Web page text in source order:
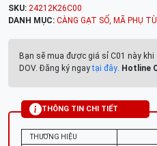
SKU: 24212K26C00
DANH MỤC: CÀNG GẠT SỐ, MÃ PHỤ
Bạn sẽ mua được giá sỉ C01 này
DOV. Đăng ký ngaytại đây. Hotline
THÔNG TIN CHI TIẾT
THƯƠNG HIỆU